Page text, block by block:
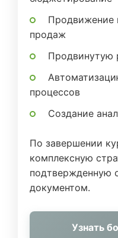
Продвижение
продаж
Продвинутую
процессов
Создание
По завершении
комплексную
подтвержденную
документом.
Узнать